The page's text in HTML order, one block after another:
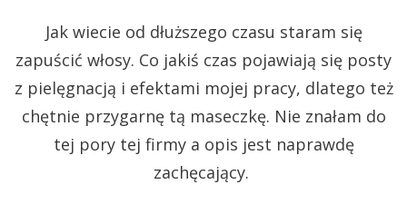
Jak wiecie od dłuższego czasu staram się
zapuścić włosy. Co jakiś czas pojawiają się posty
z pielęgnacją i efektami mojej pracy, dlatego też
chętnie przygarnę tą maseczkę. Nie znałam do
tej pory tej firmy a opis jest naprawdę
zachęcający.